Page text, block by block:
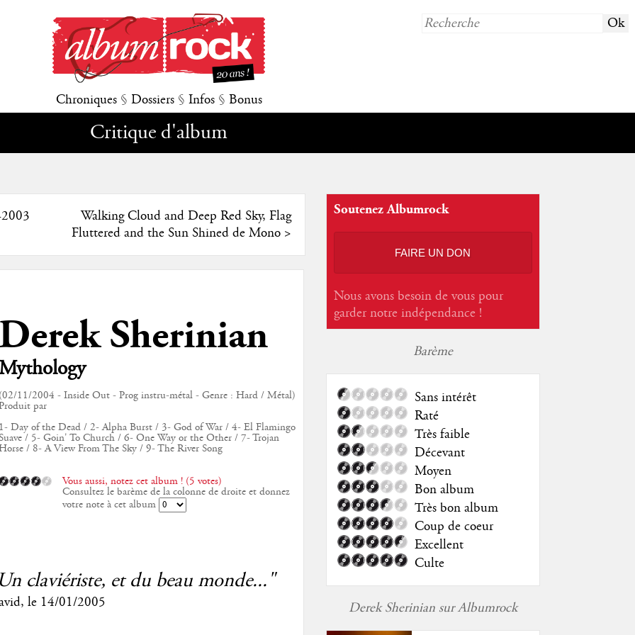
Chroniques § Dossiers § Infos § Bonus
Critique d'album
Walking Cloud and Deep Red Sky, Flag
Fluttered and the Sun Shined de Mono>
Sherinian
11/2004 - Inside Out - Prog instru-métal - Genre : Hard / Métal)
par
Day of the Dead / 2- Alpha Burst / 3- God of War / 4- El Flamingo
/ 5- Goin' To Church / 6- One Way or the Other / 7- Trojan
/ 8- A View From The Sky / 9- The River Song
Vous aussi, notez cet album ! (5 votes)
Consultez le barème de la colonne de droite et donnez
votre note à cet album
claviériste, et du beau monde..."
, le 14/01/2005
Soutenez Albumrock
FAIRE UN DON
Nous avons besoin de vous pour
garder notre indépendance !
Barème
Sans intérêt
Raté
Très faible
Décevant
Moyen
Bon album
Très bon album
Coup de coeur
Excellent
Culte
Derek Sherinian sur Albumrock